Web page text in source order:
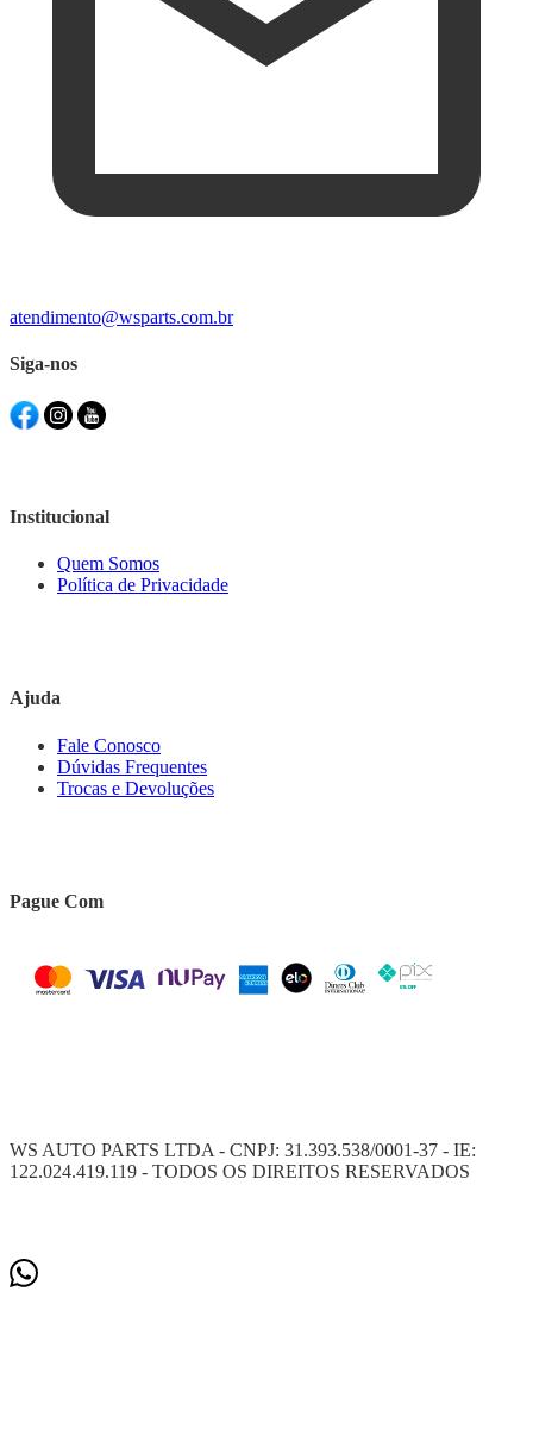
atendimento@wsparts.com.br
Siga-nos
Institucional
Quem Somos
Política de Privacidade
Ajuda
Fale Conosco
Dúvidas Frequentes
Trocas e Devoluções
Pague Com
WS AUTO PARTS LTDA - CNPJ: 31.393.538/0001-37 - IE:
122.024.419.119 - TODOS OS DIREITOS RESERVADOS